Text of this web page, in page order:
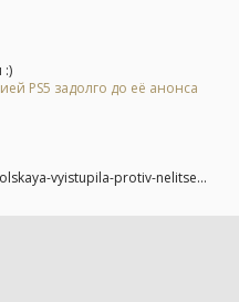
:)
PS5 задолго до её анонса
vyistupila-protiv-nelitse...